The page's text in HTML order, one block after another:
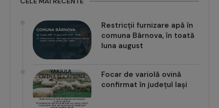
Restricții furnizare apă în
comuna Bârnova, în toată
luna august
Focar de variolă ovină
confirmat în județul Iași